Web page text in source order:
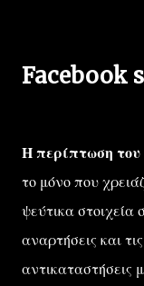
Facebook
Η περίπτωση του
το μόνο που
ψεύτικα στοιχεία
αναρτήσεις και
αντικαταστήσεις